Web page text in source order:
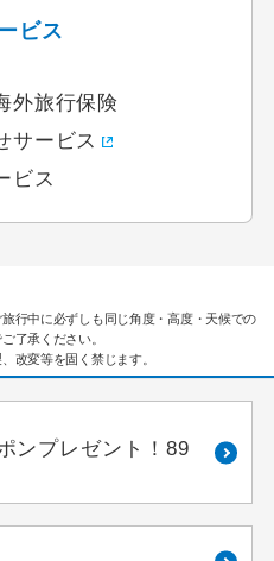
ビス
外旅行保険
サービス
ビス
行中に必ずしも同じ角度・高度・天候での
了承ください。
改変等を固く禁じます。
ンプレゼント！89